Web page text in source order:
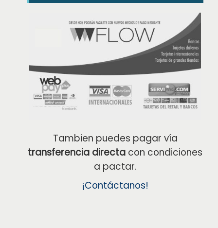
Tambien puedes pagar vía
transferencia directa con condiciones
a pactar.
¡Contáctanos!